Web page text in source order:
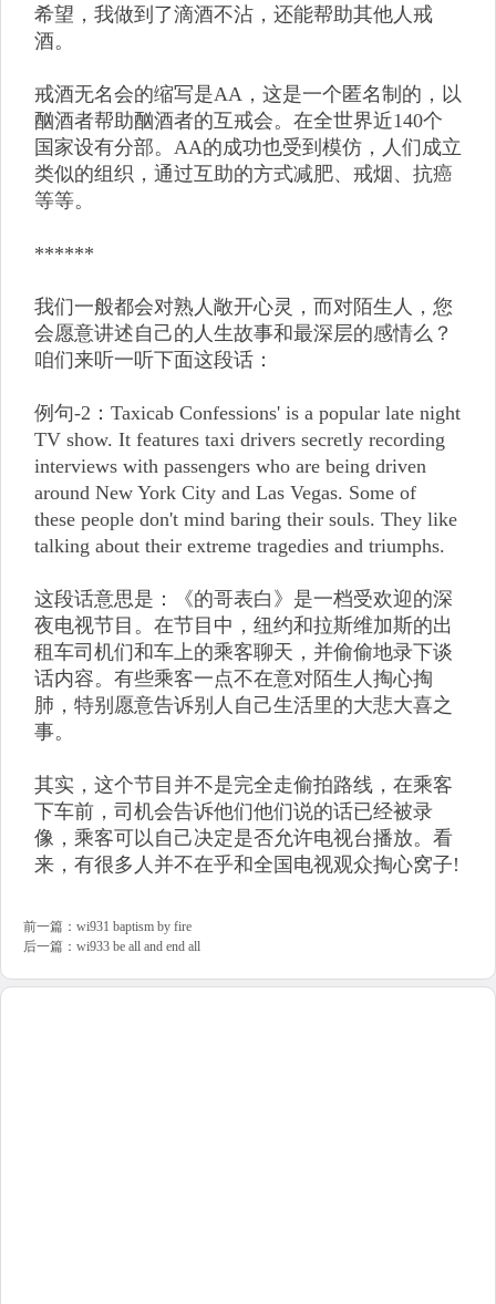
希望，我做到了滴酒不沾，还能帮助其他人戒
酒。
戒酒无名会的缩写是AA，这是一个匿名制的，以
酗酒者帮助酗酒者的互戒会。在全世界近140个
国家设有分部。AA的成功也受到模仿，人们成立
类似的组织，通过互助的方式减肥、戒烟、抗癌
等等。
******
我们一般都会对熟人敞开心灵，而对陌生人，您
会愿意讲述自己的人生故事和最深层的感情么？
咱们来听一听下面这段话：
例句-2：Taxicab Confessions' is a popular late night
TV show. It features taxi drivers secretly recording
interviews with passengers who are being driven
around New York City and Las Vegas. Some of
these people don't mind baring their souls. They like
talking about their extreme tragedies and triumphs.
这段话意思是：《的哥表白》是一档受欢迎的深
夜电视节目。在节目中，纽约和拉斯维加斯的出
租车司机们和车上的乘客聊天，并偷偷地录下谈
话内容。有些乘客一点不在意对陌生人掏心掏
肺，特别愿意告诉别人自己生活里的大悲大喜之
事。
其实，这个节目并不是完全走偷拍路线，在乘客
下车前，司机会告诉他们他们说的话已经被录
像，乘客可以自己决定是否允许电视台播放。看
来，有很多人并不在乎和全国电视观众掏心窝子!
前一篇： wi931 baptism by fire
后一篇： wi933 be all and end all